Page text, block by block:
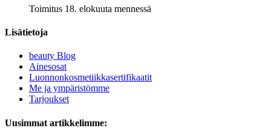
Toimitus 18. elokuuta mennessä
Lisätietoja
beauty Blog
Ainesosat
Luonnonkosmetiikkasertifikaatit
Me ja ympäristömme
Tarjoukset
Uusimmat artikkelimme: